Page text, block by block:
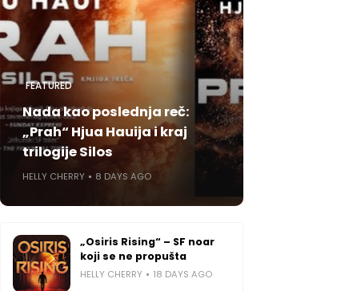
FEATURED
Nada kao poslednja reč:
„Prah“ Hjua Hauija i kraj
trilogije Silos
HELLY CHERRY 8 DAYS AGO
„Osiris Rising“ – SF noar
koji se ne propušta
HELLY CHERRY 18 DAYS AGO